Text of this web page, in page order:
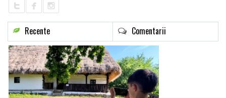
Recente Comentarii